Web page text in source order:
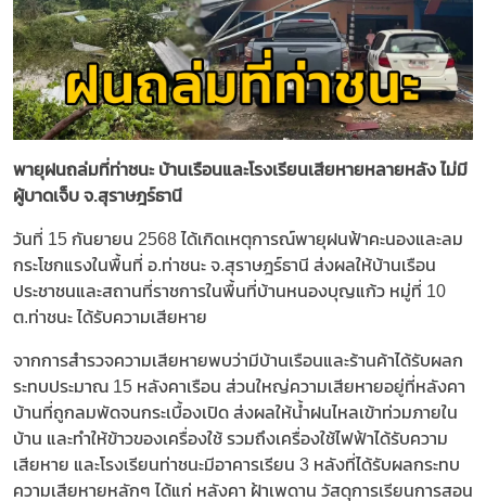
พายุฝนถล่มที่ท่าชนะ บ้านเรือนและโรงเรียนเสียหายหลายหลัง ไม่มี
ผู้บาดเจ็บ จ.สุราษฎร์ธานี
วันที่ 15 กันยายน 2568 ได้เกิดเหตุการณ์พายุฝนฟ้าคะนองและลม
กระโชกแรงในพื้นที่ อ.ท่าชนะ จ.สุราษฎร์ธานี ส่งผลให้บ้านเรือน
ประชาชนและสถานที่ราชการในพื้นที่บ้านหนองบุญแก้ว หมู่ที่ 10
ต.ท่าชนะ ได้รับความเสียหาย
จากการสำรวจความเสียหายพบว่ามีบ้านเรือนและร้านค้าได้รับผลก
ระทบประมาณ 15 หลังคาเรือน ส่วนใหญ่ความเสียหายอยู่ที่หลังคา
บ้านที่ถูกลมพัดจนกระเบื้องเปิด ส่งผลให้น้ำฝนไหลเข้าท่วมภายใน
บ้าน และทำให้ข้าวของเครื่องใช้ รวมถึงเครื่องใช้ไฟฟ้าได้รับความ
เสียหาย และโรงเรียนท่าชนะมีอาคารเรียน 3 หลังที่ได้รับผลกระทบ
ความเสียหายหลักๆ ได้แก่ หลังคา ฝ้าเพดาน วัสดุการเรียนการสอน